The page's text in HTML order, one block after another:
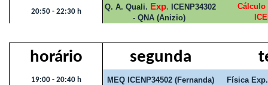
20:50 - 22:30 h
Q. A. Quali. Exp. ICENP34302
- QNA (Anizio)
Cálculo
horário segunda
19:00 - 20:40 h MEQ ICENP34502 (Fernanda) Física